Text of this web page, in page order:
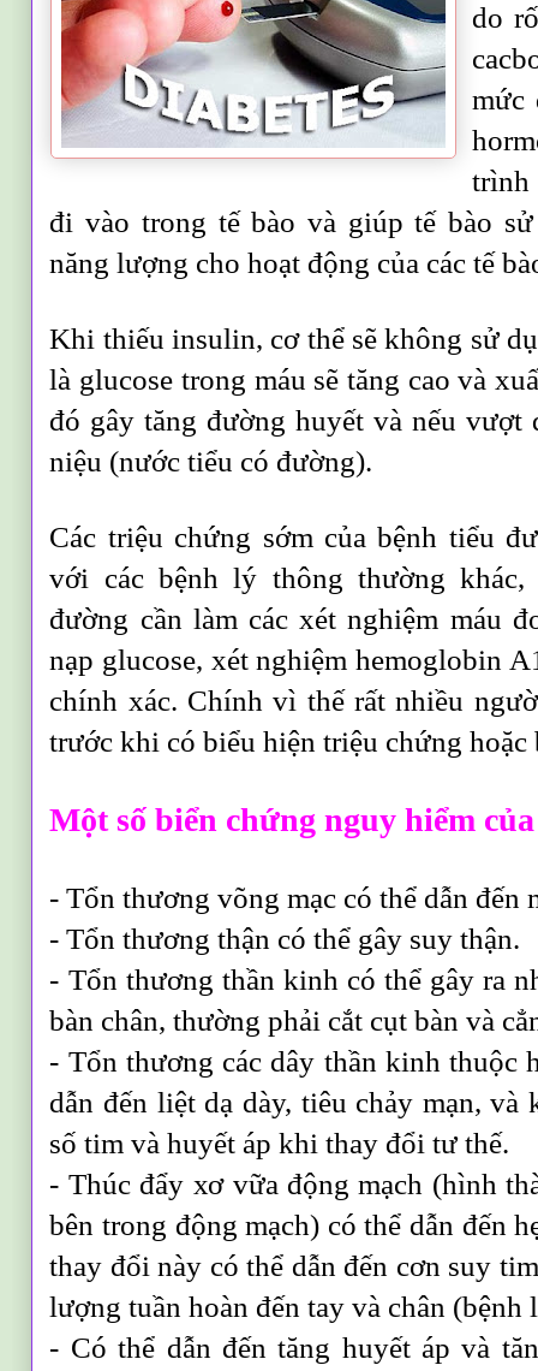
do
mức
trình
đi vào trong tế bào và giúp tế bào
năng lượng cho hoạt động của các tế
Khi thiếu insulin, cơ thể sẽ không sử
là glucose trong máu sẽ tăng cao và
đó gây tăng đường huyết và nếu
niệu (nước tiểu có đường).
Các triệu chứng sớm của bệnh tiểu
với các bệnh lý thông thường khác,
đường cần làm các xét nghiệm máu
nạp glucose, xét nghiệm hemoglobin
chính xác. Chính vì thế rất nhiều
trước khi có biểu hiện triệu chứng hoặc
Một số biển chứng nguy hiểm
- Tổn thương võng mạc có thể dẫn đến
- Tổn thương thận có thể gây suy thận.
- Tổn thương thần kinh có thể gây ra
bàn chân, thường phải cắt cụt bàn và
- Tổn thương các dây thần kinh thuộc
dẫn đến liệt dạ dày, tiêu chảy mạn, và
số tim và huyết áp khi thay đổi tư thế.
- Thúc đẩy xơ vữa động mạch (hình
bên trong động mạch) có thể dẫn đến
thay đổi này có thể dẫn đến cơn suy
lượng tuần hoàn đến tay và chân (bệnh
- Có thể dẫn đến tăng huyết áp và